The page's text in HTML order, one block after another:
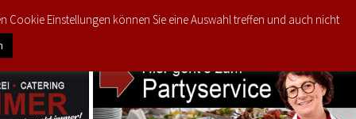
MEIN KONTO €0,00 0
Cookie Einstellungen können Sie eine Auswahl treffen und auch nicht